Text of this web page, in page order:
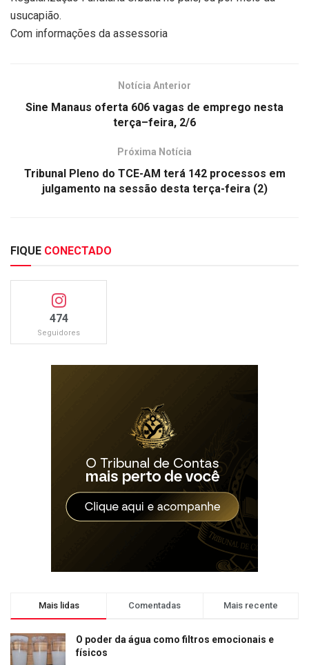
usucapião.
Com informações da assessoria
Notícia Anterior
Sine Manaus oferta 606 vagas de emprego nesta
terça–feira, 2/6
Próxima Notícia
Tribunal Pleno do TCE-AM terá 142 processos em
julgamento na sessão desta terça-feira (2)
FIQUE CONECTADO
474
Seguidores
Mais lidas Comentadas Mais recente
O poder da água como filtros emocionais e
físicos